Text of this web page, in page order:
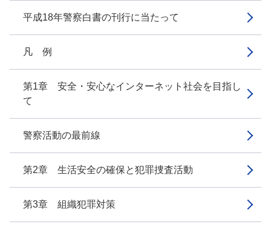
平成18年警察白書の刊行に当たって
凡 例
第1章 安全・安心なインターネット社会を目指し
て
警察活動の最前線
第2章 生活安全の確保と犯罪捜査活動
第3章 組織犯罪対策